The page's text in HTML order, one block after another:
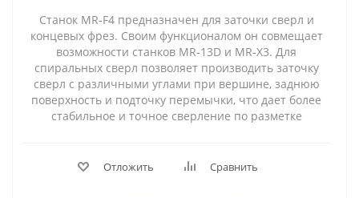
Станок MR-F4 предназначен для заточки сверл и
концевых фрез. Своим функционалом он совмещает
возможности станков MR-13D и MR-X3. Для
спиральных сверл позволяет производить заточку
сверл с различными углами при вершине, заднюю
поверхность и подточку перемычки, что дает более
стабильное и точное сверление по разметке
Отложить Сравнить